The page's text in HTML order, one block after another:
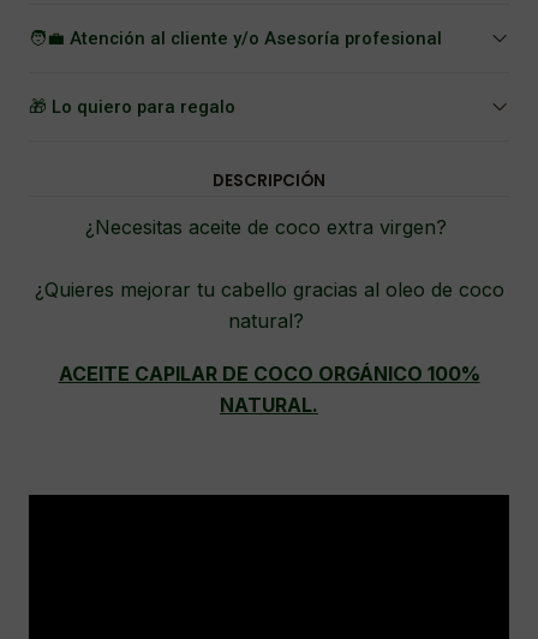
🧑‍💼 Atención al cliente y/o Asesoría profesional
🎁 Lo quiero para regalo
DESCRIPCIÓN
¿Necesitas aceite de coco extra virgen?
¿Quieres mejorar tu cabello gracias al oleo de coco
natural?
ACEITE CAPILAR DE COCO ORGÁNICO 100%
NATURAL.